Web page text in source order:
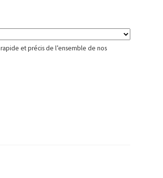
et précis de l’ensemble de nos